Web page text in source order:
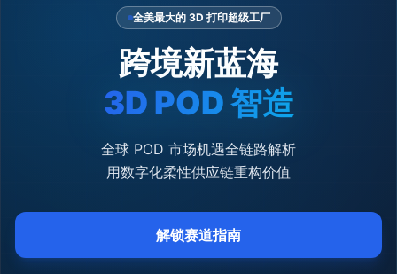
新品推荐
全链赋能
百问百答
全美最大的 3D 打印超级工厂
跨境新蓝海
3D POD 智造
全球 POD 市场机遇全链路解析
用数字化柔性供应链重构价值
解锁赛道指南